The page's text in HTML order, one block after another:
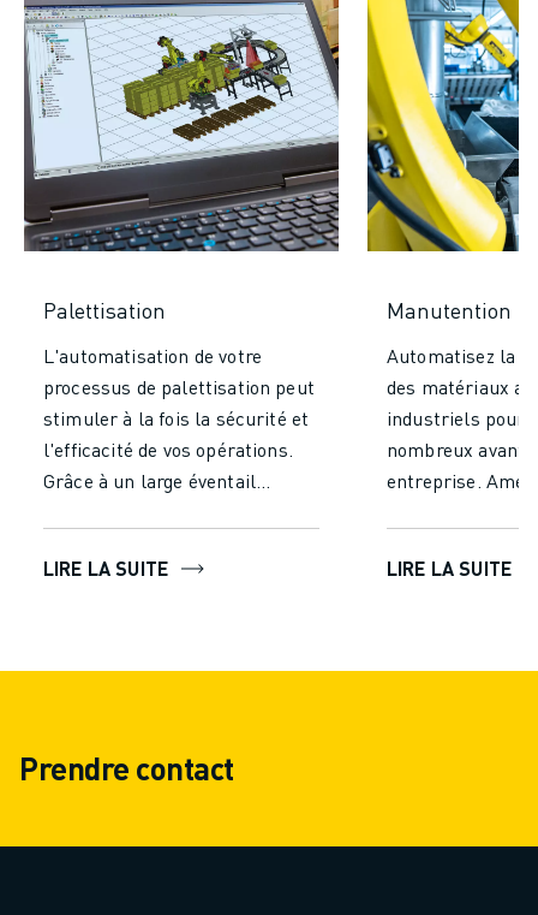
Palettisation
L'automatisation de votre
processus de palettisation peut
stimuler à la fois la sécurité et
l'efficacité de vos opérations.
Grâce à un large éventail
taille, de la charge utile, du
ce que vos produits soient
LIRE LA SUITE
Manutention
Automatisez la
des matériaux
industriels pour
nombreux
entreprise.
en réduisant le
les robots
LIRE LA SUITE
Prendre contact